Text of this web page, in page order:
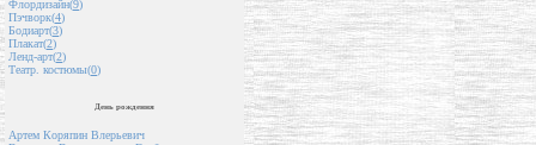
Флордизайн(9)
Пэчворк(4)
Бодиарт(3)
Плакат(2)
Ленд-арт(2)
Театр. костюмы(0)
День рождения
Артем Коряпин Влерьевич